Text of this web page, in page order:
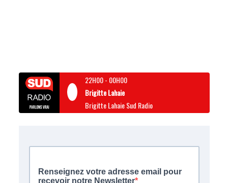
22H00- 00H00
Brigitte Lahaie
Brigitte Lahaie Sud Radio